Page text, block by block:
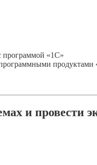
программой «1С»
программными продуктами
и провести